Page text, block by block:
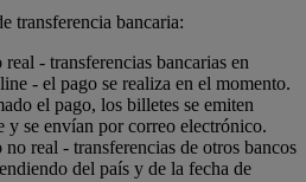
transferencia bancaria:
- transferencias bancarias en
- el pago se realiza en el momento.
el pago, los billetes se emiten
y se envían por correo electrónico.
no real - transferencias de otros bancos
del país y de la fecha de